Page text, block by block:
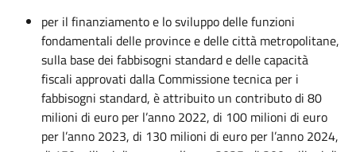
per il finanziamento e lo sviluppo delle funzioni
fondamentali delle province e delle città metropolitane,
sulla base dei fabbisogni standard e delle capacità
fiscali approvati dalla Commissione tecnica per i
fabbisogni standard, è attribuito un contributo di 80
milioni di euro per l’anno 2022, di 100 milioni di euro
per l’anno 2023, di 130 milioni di euro per l’anno 2024,